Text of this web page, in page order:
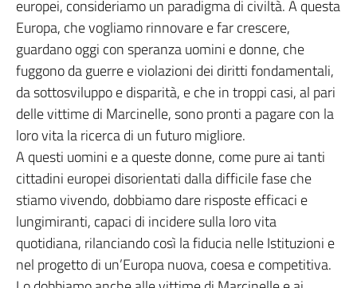
europei, consideriamo un paradigma di civiltà. A questa
Europa, che vogliamo rinnovare e far crescere,
guardano oggi con speranza uomini e donne, che
fuggono da guerre e violazioni dei diritti fondamentali,
da sottosviluppo e disparità, e che in troppi casi, al pari
delle vittime di Marcinelle, sono pronti a pagare con la
loro vita la ricerca di un futuro migliore.
A questi uomini e a queste donne, come pure ai tanti
cittadini europei disorientati dalla difficile fase che
stiamo vivendo, dobbiamo dare risposte efficaci e
lungimiranti, capaci di incidere sulla loro vita
quotidiana, rilanciando così la fiducia nelle Istituzioni e
nel progetto di un’Europa nuova, coesa e competitiva.